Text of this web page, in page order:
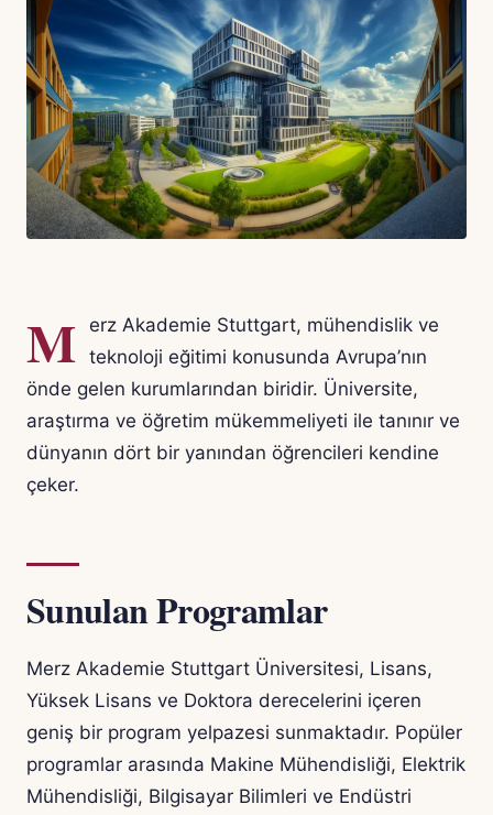
M erz Akademie Stuttgart, mühendislik ve
teknoloji eğitimi konusunda Avrupa’nın
önde gelen kurumlarından biridir. Üniversite,
araştırma ve öğretim mükemmeliyeti ile tanınır ve
dünyanın dört bir yanından öğrencileri kendine
çeker.
Sunulan Programlar
Merz Akademie Stuttgart Üniversitesi, Lisans,
Yüksek Lisans ve Doktora derecelerini içeren
geniş bir program yelpazesi sunmaktadır. Popüler
programlar arasında Makine Mühendisliği, Elektrik
Mühendisliği, Bilgisayar Bilimleri ve Endüstri